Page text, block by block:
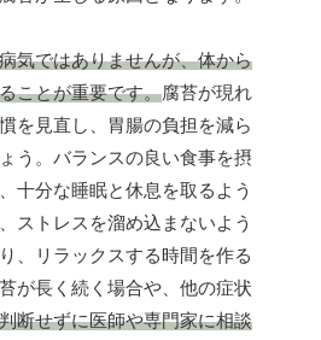
気ではありませんが、体から
ことが重要です。腐苔が現れ
を見直し、胃腸の負担を減ら
う。バランスの良い食事を摂
十分な睡眠と休息を取るよう
ストレスを溜め込まないよう
、リラックスする時間を作る
が長く続く場合や、他の症状
断せずに医師や専門家に相談